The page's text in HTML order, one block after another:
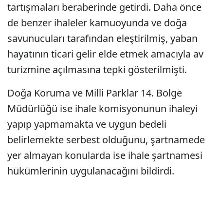
tartışmaları beraberinde getirdi. Daha önce
de benzer ihaleler kamuoyunda ve doğa
savunucuları tarafından eleştirilmiş, yaban
hayatının ticari gelir elde etmek amacıyla av
turizmine açılmasına tepki gösterilmişti.
Doğa Koruma ve Milli Parklar 14. Bölge
Müdürlüğü ise ihale komisyonunun ihaleyi
yapıp yapmamakta ve uygun bedeli
belirlemekte serbest olduğunu, şartnamede
yer almayan konularda ise ihale şartnamesi
hükümlerinin uygulanacağını bildirdi.